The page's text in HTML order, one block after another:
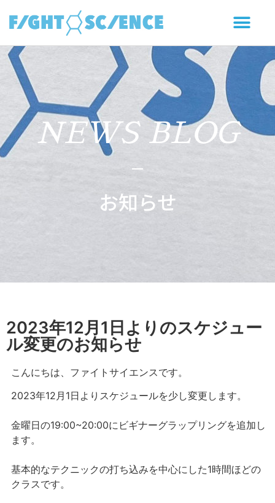
NEWS BLOG
お知らせ
2023年12月1日よりのスケジュー
ル変更のお知らせ
こんにちは、ファイトサイエンスです。
2023年12月1日よりスケジュールを少し変更します。
金曜日の19:00~20:00にビギナーグラップリングを追加し
ます。
基本的なテクニックの打ち込みを中心にした1時間ほどの
クラスです。